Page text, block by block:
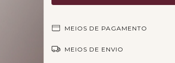
MEIOS DE PAGAMENTO
MEIOS DE ENVIO